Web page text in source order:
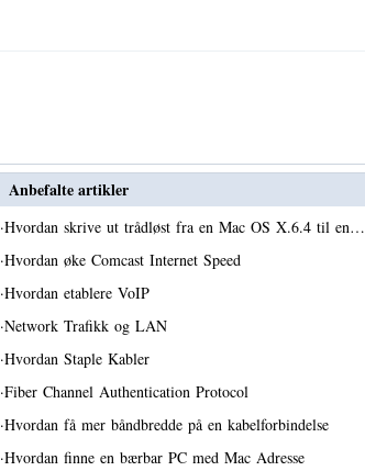
Anbefalte artikler
·Hvordan skrive ut trådløst fra en Mac OS X.6.4 til en…
·Hvordan øke Comcast Internet Speed ​​
·Hvordan etablere VoIP
·Network Trafikk og LAN
·Hvordan Staple Kabler
·Fiber Channel Authentication Protocol
·Hvordan få mer båndbredde på en kabelforbindelse
·Hvordan finne en bærbar PC med Mac Adresse